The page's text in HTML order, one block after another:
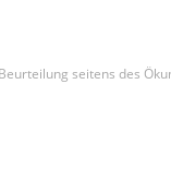
seitens des